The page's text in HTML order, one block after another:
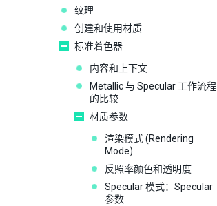
纹理
创建和使用材质
标准着色器
内容和上下文
Metallic 与 Specular 工作流程
的比较
材质参数
渲染模式 (Rendering
Mode)
反照率颜色和透明度
Specular 模式：Specular
参数